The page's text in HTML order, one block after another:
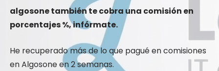
algosone también te cobra una comisión en
porcentajes %, infórmate.
He recuperado más de lo que pagué en comisiones
en Algosone en 2 semanas.